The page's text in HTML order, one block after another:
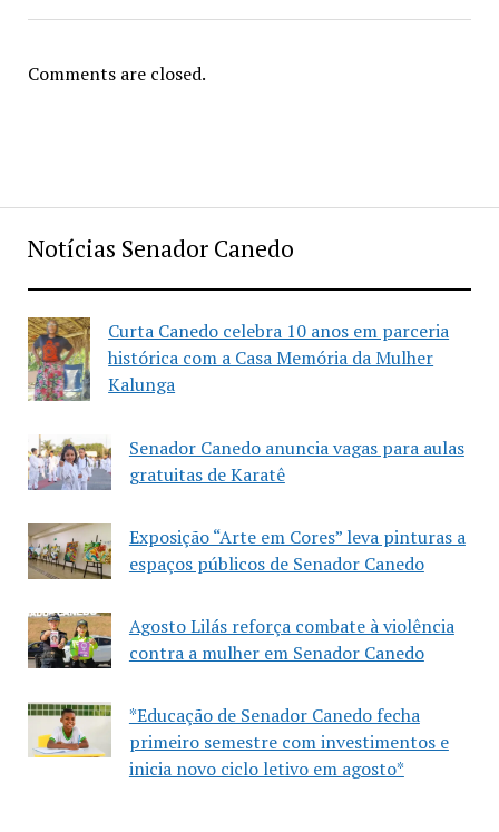
Notícias Senador Canedo
Curta Canedo celebra 10 anos em parceria
histórica com a Casa Memória da Mulher
Kalunga
Senador Canedo anuncia vagas para aulas
gratuitas de Karatê
Exposição “Arte em Cores” leva pinturas a
espaços públicos de Senador Canedo
Agosto Lilás reforça combate à violência
contra a mulher em Senador Canedo
*Educação de Senador Canedo fecha
primeiro semestre com investimentos e
inicia novo ciclo letivo em agosto*
Comments are closed.